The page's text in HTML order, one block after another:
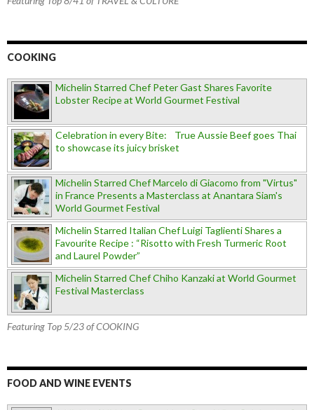
COOKING
Michelin Starred Chef Peter Gast Shares Favorite
Lobster Recipe at World Gourmet Festival
Celebration in every Bite: True Aussie Beef goes Thai
to showcase its juicy brisket
Michelin Starred Chef Marcelo di Giacomo from "Virtus"
in France Presents a Masterclass at Anantara Siam's
World Gourmet Festival
Michelin Starred Italian Chef Luigi Taglienti Shares a
Favourite Recipe : “Risotto with Fresh Turmeric Root
and Laurel Powder”
Michelin Starred Chef Chiho Kanzaki at World Gourmet
Festival Masterclass
Featuring Top 5/23 of COOKING
FOOD AND WINE EVENTS